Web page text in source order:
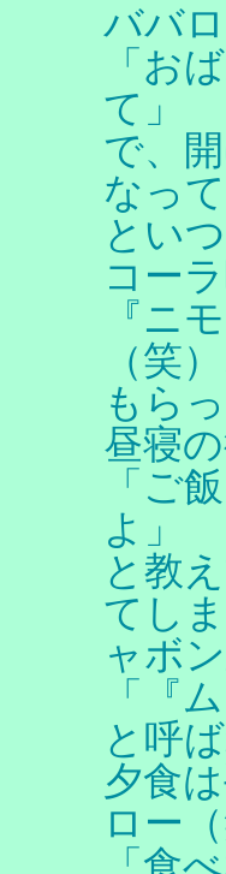
ババ
「お
て」
で、
なっ
とい
コー
『ニ
（笑
もらっ
昼寝
「ご
よ」
と教
てし
ャボ
「『
と呼
夕食
ロー